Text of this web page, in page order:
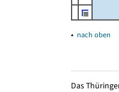
▴ nach oben
Das